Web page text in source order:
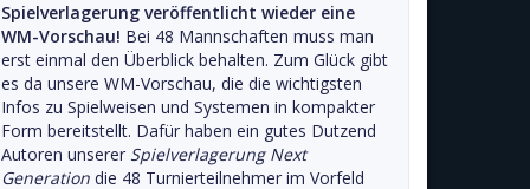
Spielverlagerung veröffentlicht wieder eine
WM-Vorschau! Bei 48 Mannschaften muss man
erst einmal den Überblick behalten. Zum Glück gibt
es da unsere WM-Vorschau, die die wichtigsten
Infos zu Spielweisen und Systemen in kompakter
Form bereitstellt. Dafür haben ein gutes Dutzend
Autoren unserer Spielverlagerung Next
Generation die 48 Turnierteilnehmer im Vorfeld